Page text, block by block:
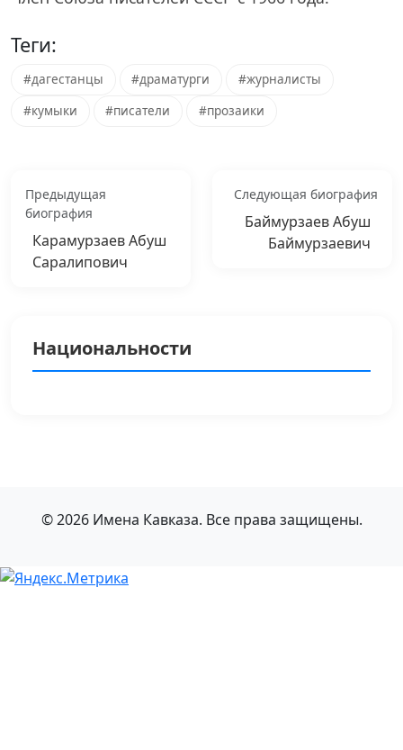
Теги:
#дагестанцы #драматурги
#журналисты
#кумыки
#писатели #прозаики
Предыдущая
биография
Карамурзаев Абуш
Саралипович
Следующая биография
Баймурзаев Абуш
Баймурзаевич
Национальности
© 2026 Имена Кавказа. Все права защищены.